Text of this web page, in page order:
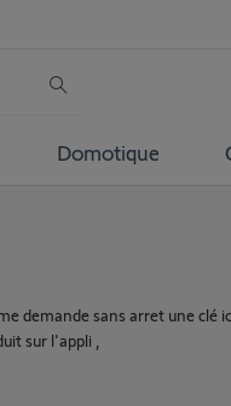
Domotique
demande sans arret une clé
sur l'appli ,